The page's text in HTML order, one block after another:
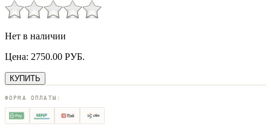
Нет в наличии
Цена: 2750.00 РУБ.
КУПИТЬ
ФОРМА ОПЛАТЫ: